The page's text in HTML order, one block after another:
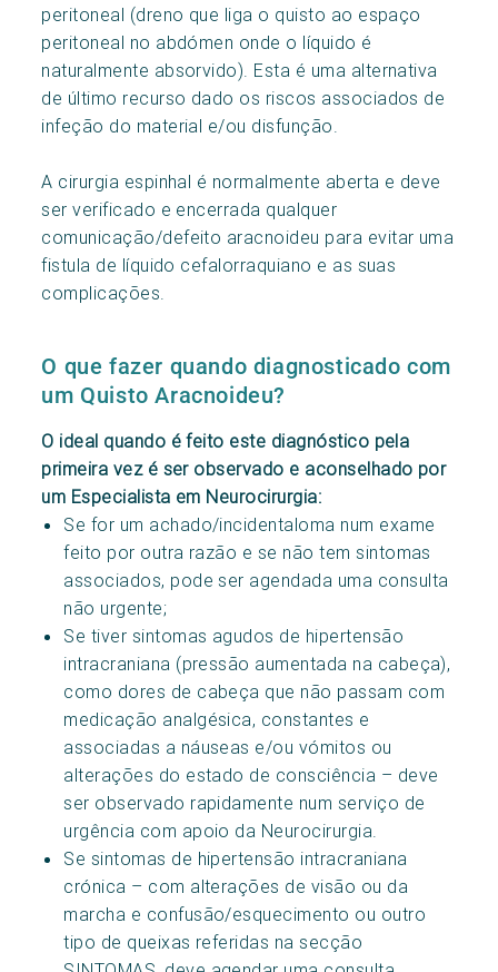
peritoneal (dreno que liga o quisto ao espaço
peritoneal no abdómen onde o líquido é
naturalmente absorvido). Esta é uma alternativa
de último recurso dado os riscos associados de
infeção do material e/ou disfunção.
A cirurgia espinhal é normalmente aberta e deve
ser verificado e encerrada qualquer
comunicação/defeito aracnoideu para evitar uma
fistula de líquido cefalorraquiano e as suas
complicações.
O que fazer quando diagnosticado com
um Quisto Aracnoideu?
O ideal quando é feito este diagnóstico pela
primeira vez é ser observado e aconselhado por
um Especialista em Neurocirurgia:
Se for um achado/incidentaloma num exame
feito por outra razão e se não tem sintomas
associados, pode ser agendada uma consulta
não urgente;
Se tiver sintomas agudos de hipertensão
intracraniana (pressão aumentada na cabeça),
como dores de cabeça que não passam com
medicação analgésica, constantes e
associadas a náuseas e/ou vómitos ou
alterações do estado de consciência – deve
ser observado rapidamente num serviço de
urgência com apoio da Neurocirurgia.
Se sintomas de hipertensão intracraniana
crónica – com alterações de visão ou da
marcha e confusão/esquecimento ou outro
tipo de queixas referidas na secção